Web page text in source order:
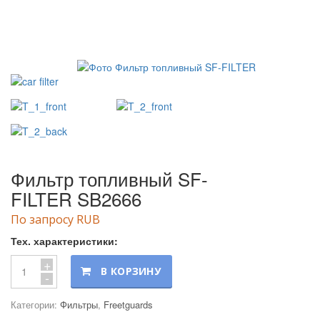
Фильтр топливный SF-
FILTER SB2666
По запросу RUB
Тех. характеристики:
+
- В КОРЗИНУ
Категории: Фильтры, Freetguards